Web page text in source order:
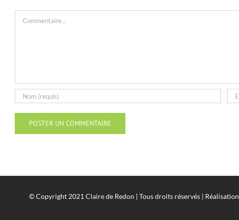
© Copyright 2021 Claire de Redon | Tous droits réservés | Réalisation